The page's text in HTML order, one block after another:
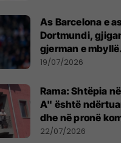
As Barcelona e
Dortmundi,
gjerman e mbyllë
marrëveshjen për
19/07/2026
Rama: Shtëpia
A" është
dhe në pronë
22/07/2026